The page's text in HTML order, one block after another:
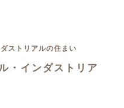
・インダストリア